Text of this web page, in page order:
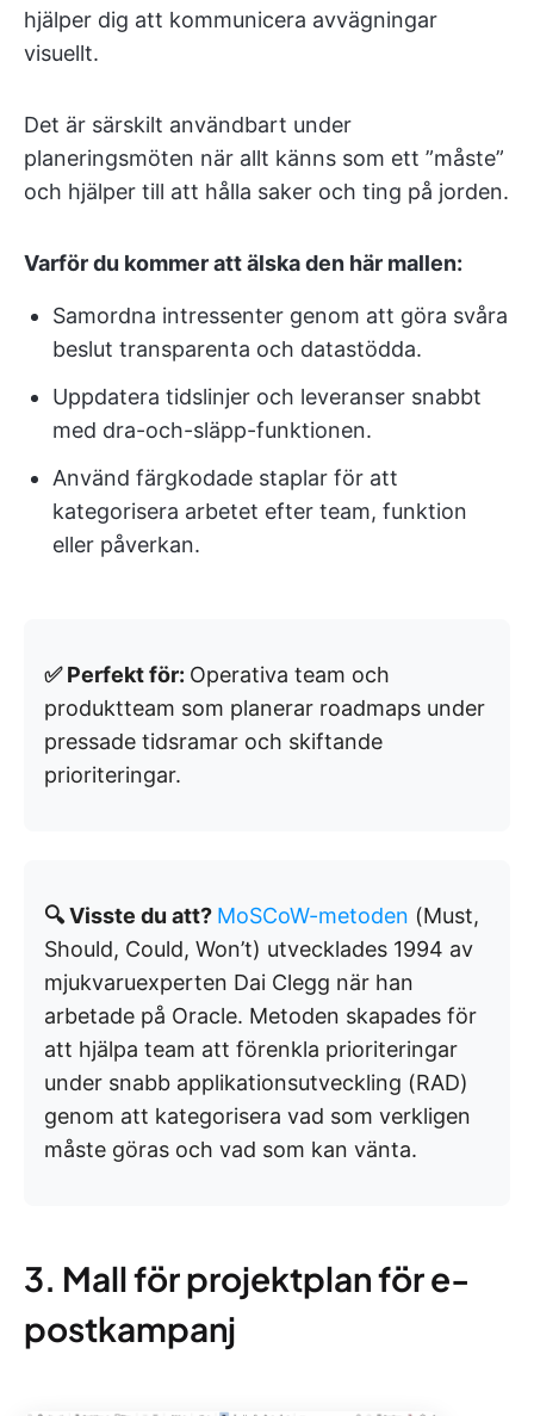
hjälper dig att kommunicera avvägningar
visuellt.
Det är särskilt användbart under
planeringsmöten när allt känns som ett ”måste”
och hjälper till att hålla saker och ting på jorden.
Varför du kommer att älska den här mallen:
Samordna intressenter genom att göra svåra
beslut transparenta och datastödda.
Uppdatera tidslinjer och leveranser snabbt
med dra-och-släpp-funktionen.
Använd färgkodade staplar för att
kategorisera arbetet efter team, funktion
eller påverkan.
✅ Perfekt för: Operativa team och
produktteam som planerar roadmaps under
pressade tidsramar och skiftande
prioriteringar.
🔍 Visste du att? MoSCoW-metoden (Must,
Should, Could, Won’t) utvecklades 1994 av
mjukvaruexperten Dai Clegg när han
arbetade på Oracle. Metoden skapades för
att hjälpa team att förenkla prioriteringar
under snabb applikationsutveckling (RAD)
genom att kategorisera vad som verkligen
måste göras och vad som kan vänta.
3. Mall för projektplan för e-
postkampanj